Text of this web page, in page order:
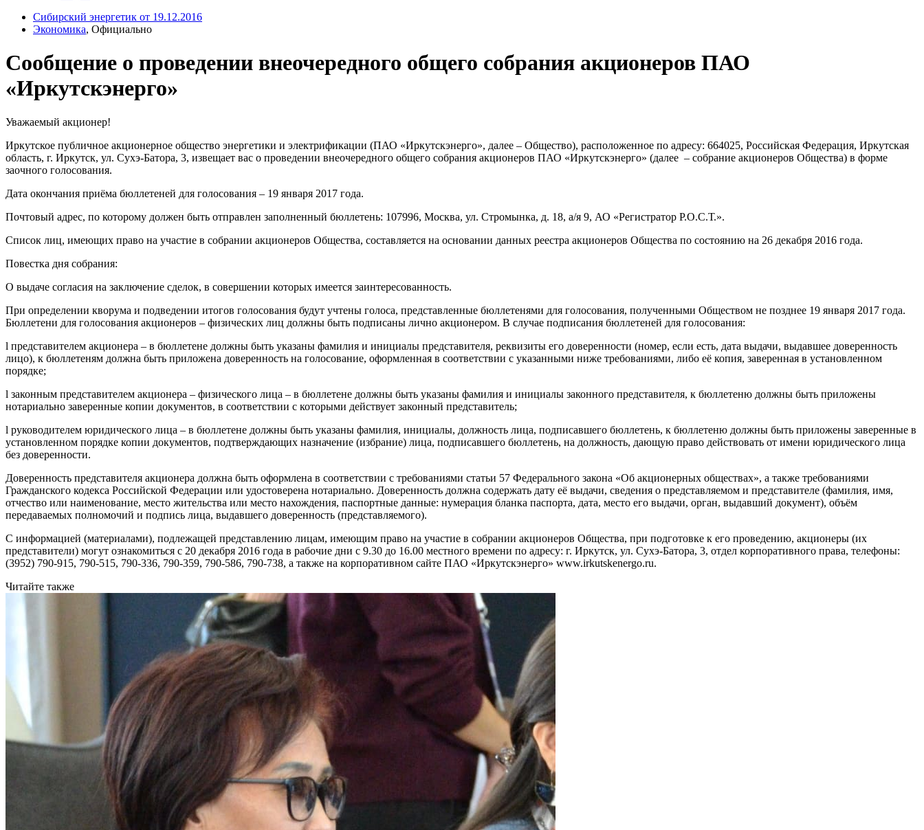
Сибирский энергетик от 19.12.2016
Экономика, Официально
Сообщение о проведении внеочередного общего собрания акционеров ПАО
«Иркутскэнерго»
Уважаемый акционер!
Иркутское публичное акционерное общество энергетики и электрификации (ПАО «Иркутскэнерго», далее – Общество), расположенное по адресу: 664025, Российская Федерация, Иркутская
область, г. Иркутск, ул. Сухэ-Батора, 3, извещает вас о проведении внеочередного общего собрания акционеров ПАО «Иркутскэнерго» (далее – собрание акционеров Общества) в форме
заочного голосования.
Дата окончания приёма бюллетеней для голосования – 19 января 2017 года.
Почтовый адрес, по которому должен быть отправлен заполненный бюллетень: 107996, Москва, ул. Стромынка, д. 18, а/я 9, АО «Регистратор Р.О.С.Т.».
Список лиц, имеющих право на участие в собрании акционеров Общества, составляется на основании данных реестра акционеров Общества по состоянию на 26 декабря 2016 года.
Повестка дня собрания:
О выдаче согласия на заключение сделок, в совершении которых имеется заинтересованность.
При определении кворума и подведении итогов голосования будут учтены голоса, представленные бюллетенями для голосования, полученными Обществом не позднее 19 января 2017 года.
Бюллетени для голосования акционеров – физических лиц должны быть подписаны лично акционером. В случае подписания бюллетеней для голосования:
l представителем акционера – в бюллетене должны быть указаны фамилия и инициалы представителя, реквизиты его доверенности (номер, если есть, дата выдачи, выдавшее доверенность
лицо), к бюллетеням должна быть приложена доверенность на голосование, оформленная в соответствии с указанными ниже требованиями, либо её копия, заверенная в установленном
порядке;
l законным представителем акционера – физического лица – в бюллетене должны быть указаны фамилия и инициалы законного представителя, к бюллетеню должны быть приложены
нотариально заверенные копии документов, в соответствии с которыми действует законный представитель;
l руководителем юридического лица – в бюллетене должны быть указаны фамилия, инициалы, должность лица, подписавшего бюллетень, к бюллетеню должны быть приложены заверенные в
установленном порядке копии документов, подтверждающих назначение (избрание) лица, подписавшего бюллетень, на должность, дающую право действовать от имени юридического лица
без доверенности.
Доверенность представителя акционера должна быть оформлена в соответствии с требованиями статьи 57 Федерального закона «Об акционерных обществах», а также требованиями
Гражданского кодекса Российской Федерации или удостоверена нотариально. Доверенность должна содержать дату её выдачи, сведения о представляемом и представителе (фамилия, имя,
отчество или наименование, место жительства или место нахождения, паспортные данные: нумерация бланка паспорта, дата, место его выдачи, орган, выдавший документ), объём
передаваемых полномочий и подпись лица, выдавшего доверенность (представляемого).
С информацией (материалами), подлежащей представлению лицам, имеющим право на участие в собрании акционеров Общества, при подготовке к его проведению, акционеры (их
представители) могут ознакомиться с 20 декабря 2016 года в рабочие дни с 9.30 до 16.00 местного времени по адресу: г. Иркутск, ул. Сухэ-Батора, 3, отдел корпоративного права, телефоны:
(3952) 790-915, 790-515, 790-336, 790-359, 790-586, 790-738, а также на корпоративном сайте ПАО «Иркутскэнерго» www.irkutskenergo.ru.
Читайте также